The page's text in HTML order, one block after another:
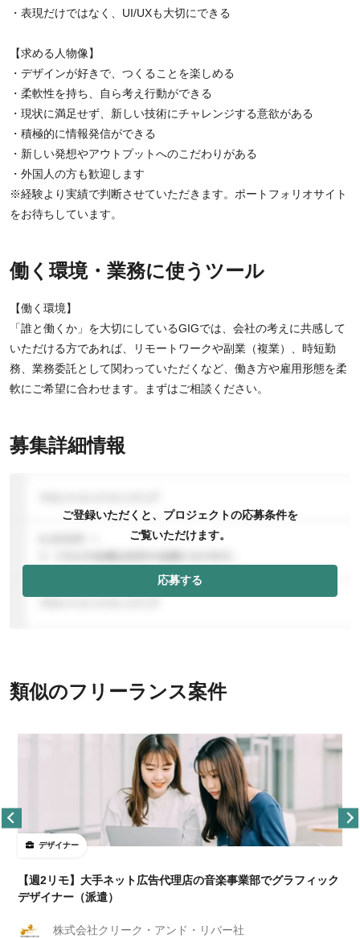
・表現だけではなく、UI/UXも大切にできる
【求める人物像】
・デザインが好きで、つくることを楽しめる
・柔軟性を持ち、自ら考え行動ができる
・現状に満足せず、新しい技術にチャレンジする意欲がある
・積極的に情報発信ができる
・新しい発想やアウトプットへのこだわりがある
・外国人の方も歓迎します
※経験より実績で判断させていただきます。ポートフォリオサイト
をお待ちしています。
働く環境・業務に使うツール
【働く環境】
「誰と働くか」を大切にしているGIGでは、会社の考えに共感して
いただける方であれば、リモートワークや副業（複業）、時短勤
務、業務委託として関わっていただくなど、働き方や雇用形態を柔
軟にご希望に合わせます。まずはご相談ください。
募集詳細情報
ご登録いただくと、プロジェクトの応募条件を
ご覧いただけます。
応募する
類似のフリーランス案件
デザイナー
【週2リモ】大手ネット広告代理店の音楽事業部でグラフィック
デザイナー（派遣）
株式会社クリーク・アンド・リバー社